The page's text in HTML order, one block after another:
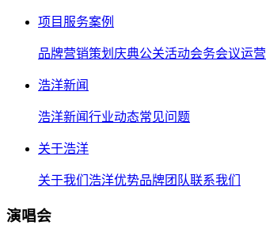
项目服务案例
品牌营销策划 庆典公关活动会务会议运营
浩洋新闻
浩洋新闻行业动态常见问题
关于浩洋
关于我们 浩洋优势品牌团队联系我们
演唱会